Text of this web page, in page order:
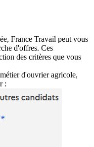
France Travail peut vous
d'offres. Ces
des critères que vous
d'ouvrier agricole,
: